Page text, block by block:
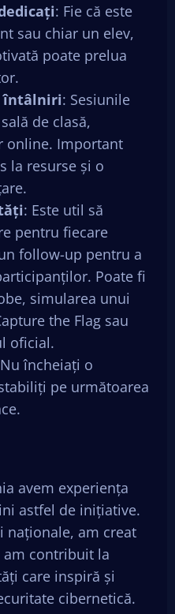
: Fie că este
sau chiar un elev,
poate prelua
întâlniri: Sesiunile
de clasă,
online. Important
la resurse și o
: Este util să
pentru fiecare
follow-up pentru a
Poate fi
simularea unui
the Flag sau
oficial.
Nu încheiați o
pe următoarea
avem experiența
astfel de inițiative.
naționale, am creat
am contribuit la
care inspiră și
cibernetică.